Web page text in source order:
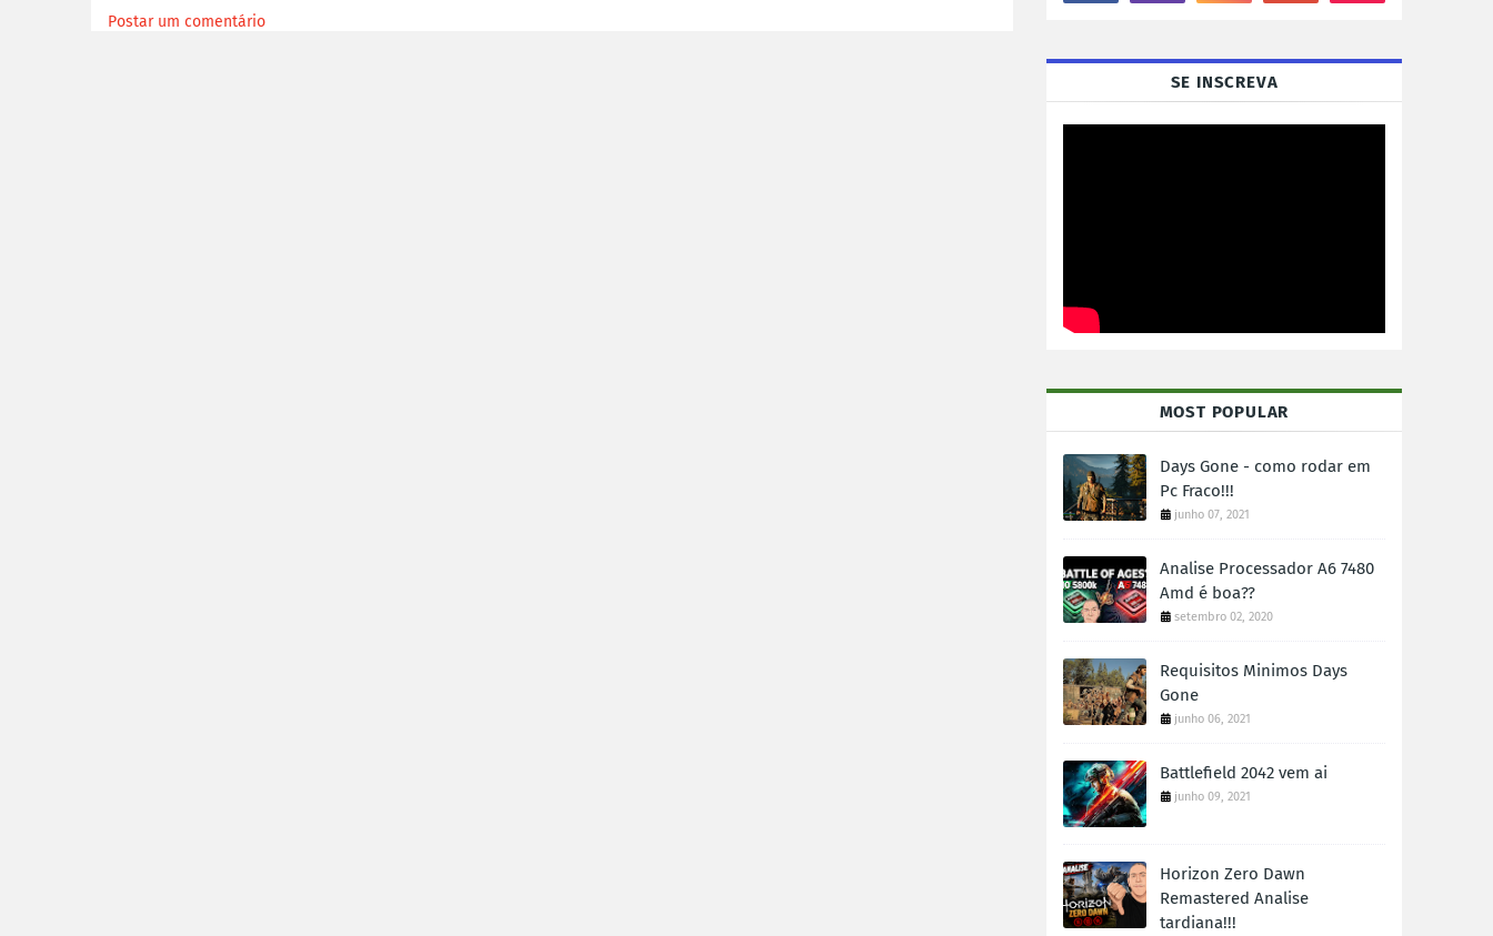
Postar um comentário
SE INSCREVA
MOST POPULAR
Days Gone - como rodar em
Pc Fraco!!!
junho 07, 2021
Analise Processador A6 7480
Amd é boa??
setembro 02, 2020
Requisitos Minimos Days
Gone
junho 06, 2021
Battlefield 2042 vem ai
junho 09, 2021
Horizon Zero Dawn
Remastered Analise
tardiana!!!